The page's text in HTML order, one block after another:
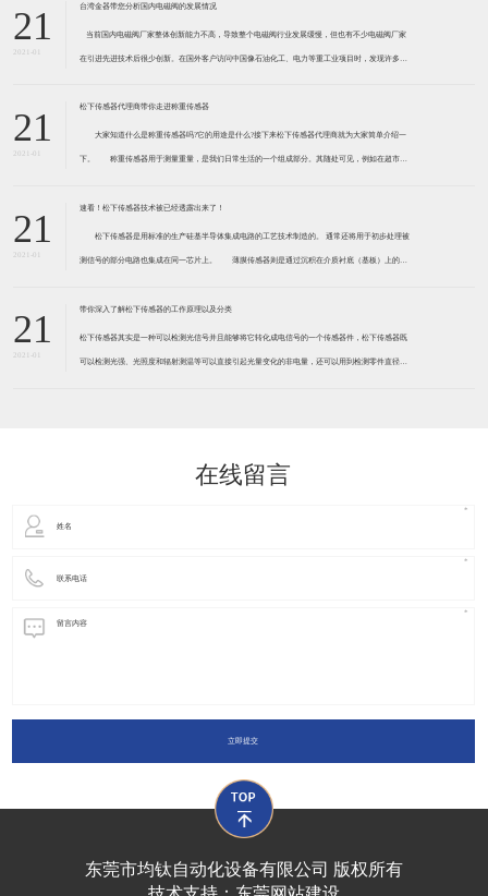
21
2021-01
台湾金器带您分析国内电磁阀的发展情况
​ 当前国内电磁阀厂家整体创新能力不高，导致整个电磁阀行业发展缓慢，但也有不少电磁阀厂家
在引进先进技术后很少创新。在国外客户访问中国像石油化工、电力等重工业项目时，发现许多项
21
2021-01
松下传感器代理商带你走进称重传感器
大家知道什么是称重传感器吗?它的用途是什么?接下来松下传感器代理商就为大家简单介绍一
下。 称重传感器用于测量重量，是我们日常生活的一个组成部分。其随处可见，例如在超市柜
带有应变片的弹性体组成。弹性体通常由钢
21
2021-01
速看！松下传感器技术被已经透露出来了！
松下传感器是用标准的生产硅基半导体集成电路的工艺技术制造的。 通常还将用于初步处理被
测信号的部分电路也集成在同一芯片上。 薄膜传感器则是通过沉积在介质衬底（基板）上的，
器是利用相应材料的浆料，涂覆在陶瓷基片上
21
2021-01
带你深入了解松下传感器的工作原理以及分类
松下传感器其实是一种可以检测光信号并且能够将它转化成电信号的一个传感器件，松下传感器既
可以检测光强、光照度和辐射测温等可以直接引起光量变化的非电量，还可以用到检测零件直径、
在线留言
立即提交
东莞市均钛自动化设备有限公司 版权所有